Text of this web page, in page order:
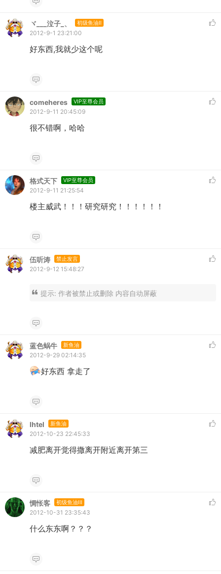
ヾ___泣子_、 初级鱼油II
2012-9-1 23:21:00
好东西,我就少这个呢
comeheres VIP至尊会员
2012-9-11 20:45:09
很不错啊，哈哈
格式天下 VIP至尊会员
2012-9-11 21:25:54
楼主威武！！！研究研究！！！！！！
伍听涛 禁止发言
2012-9-12 15:48:27
提示: 作者被禁止或删除 内容自动屏蔽
蓝色蜗牛 新鱼油
2012-9-29 02:14:35
好东西 拿走了
lhtel 新鱼油
2012-10-23 22:45:33
减肥离开觉得撒离开附近离开第三
惆怅客 初级鱼油III
2012-10-31 23:35:43
什么东东啊？？？